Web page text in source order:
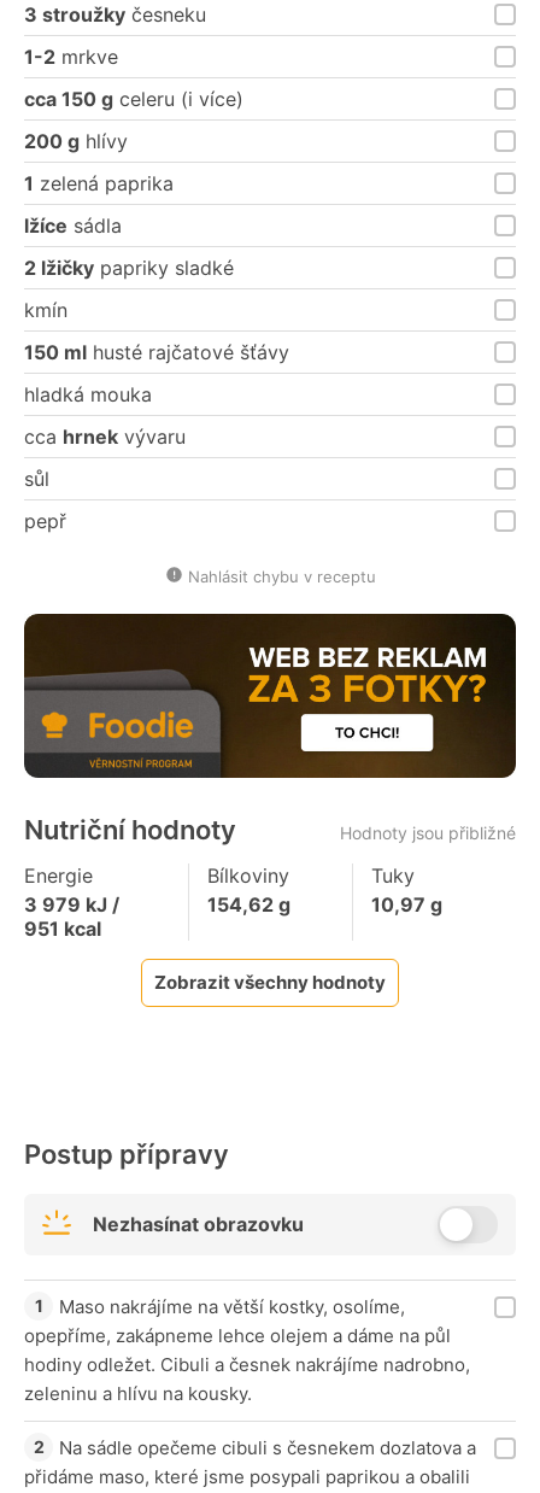
3 stroužky česneku
1-2 mrkve
cca 150 g celeru (i více)
200 g hlívy
1 zelená paprika
lžíce sádla
2 lžičky papriky sladké
kmín
150 ml husté rajčatové šťávy
hladká mouka
cca hrnek vývaru
sůl
pepř
Nahlásit chybu v receptu
Nutriční hodnoty Hodnoty jsou přibližné
Energie
3 979 kJ /
951 kcal
Bílkoviny
154,62g
Tuky
10,97 g
Zobrazit všechny hodnoty
Postup přípravy
Nezhasínat obrazovku
Maso nakrájíme na větší kostky, osolíme,
opepříme, zakápneme lehce olejem a dáme na půl
hodiny odležet. Cibuli a česnek nakrájíme nadrobno,
zeleninu a hlívu na kousky.
Na sádle opečeme cibuli s česnekem dozlatova a
přidáme maso, které jsme posypali paprikou a obalili